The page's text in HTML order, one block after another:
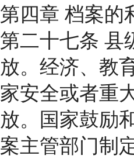
第四章 档案的
第二十七条 县
放。经济、教
家安全或者重
放。国家鼓励
案主管部门制